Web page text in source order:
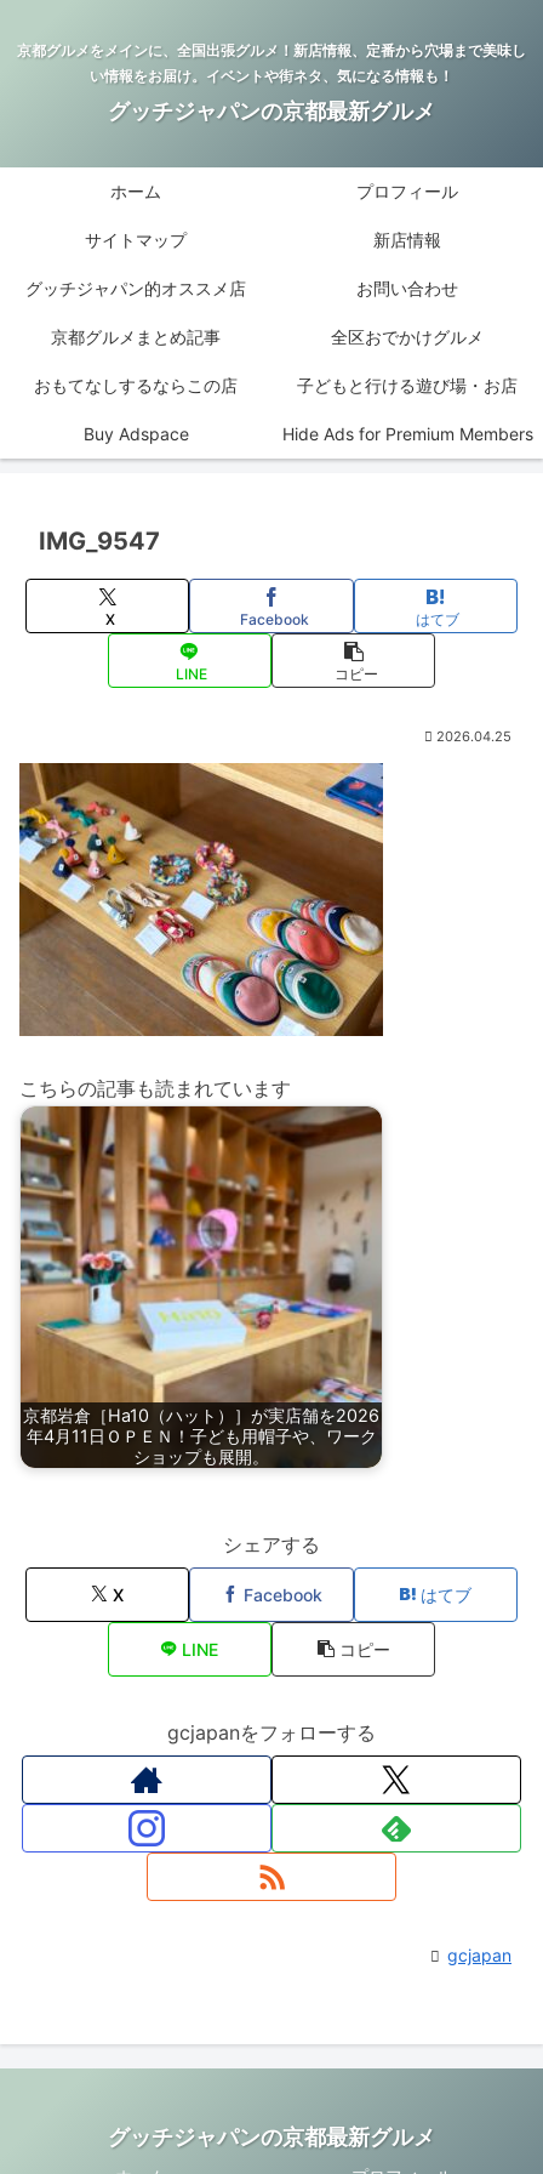
京都グルメをメインに、全国出張グルメ！新店情報、定番から穴場まで美味し
い情報をお届け。イベントや街ネタ、気になる情報も！
グッチジャパンの京都最新グルメ
ホーム プロフィール
サイトマップ 新店情報
グッチジャパン的オススメ店 お問い合わせ
京都グルメまとめ記事 全区おでかけグルメ
おもてなしするならこの店 子どもと行ける遊び場・お店
Buy Adspace Hide Ads for Premium Members
IMG_9547
X Facebook はてブ
LINE コピー
2026.04.25
こちらの記事も読まれています
京都岩倉［Ha10（ハット）］が実店舗を2026
年4月11日ＯＰＥＮ！子ども用帽子や、ワーク
ショップも展開。
シェアする
X Facebook はてブ
LINE コピー
gcjapanをフォローする
gcjapan
グッチジャパンの京都最新グルメ